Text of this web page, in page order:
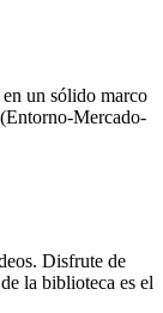
un sólido marco
Mercado-
Disfrute de
la biblioteca es el